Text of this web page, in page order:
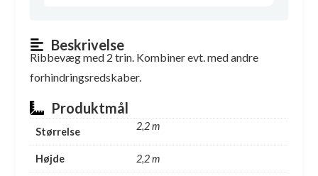
Beskrivelse
Ribbevæg med 2 trin. Kombiner evt. med andre
forhindringsredskaber.
Produktmål
Størrelse 2,2 m
Højde 2,2 m